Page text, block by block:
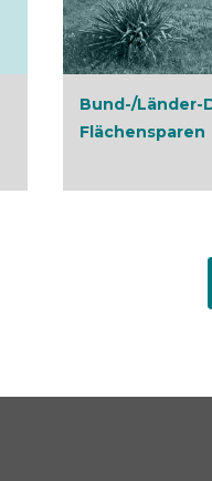
Bund-/Länder-
Flächensparen